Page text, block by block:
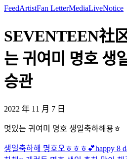
FeedArtistFan LetterMediaLiveNotice
SEVENTEEN社
는 귀여미 명호 생
승관
2022 年 11 月 7 日
멋있는 귀여미 명호 생일축하해용ㅎ
생일축하해 명호오ㅎㅎㅎ💕happy 8